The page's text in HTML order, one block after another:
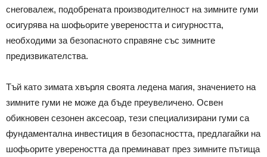
снеговалеж, подобрената производителност на зимните гуми
осигурява на шофьорите увереността и сигурността,
необходими за безопасното справяне със зимните
предизвикателства.
Тъй като зимата хвърля своята ледена магия, значението на
зимните гуми не може да бъде преувеличено. Освен
обикновен сезонен аксесоар, тези специализирани гуми са
фундаментална инвестиция в безопасността, предлагайки на
шофьорите увереността да преминават през зимните пътища